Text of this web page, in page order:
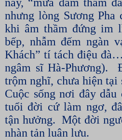
nhưng lòng Sương
khi âm thầm đứng im
bếp, nhẫm đếm ngàn
Khách” tí tách điệu
ngâm sĩ Hà-Phương).
trộm nghĩ, chưa hiện tại
Cuộc sống nơi đây dẫu
tuổi đời cứ làm ngơ,
tận hưởng. Một đời
nhàn tản luân lưu.